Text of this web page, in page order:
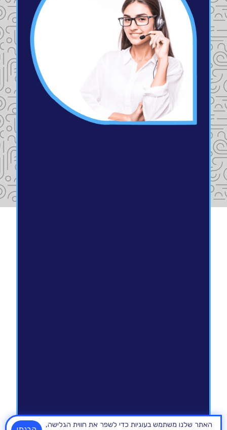
האתר שלנו משתמש בעוגיות כדי לשפר את חווית הגלישה,